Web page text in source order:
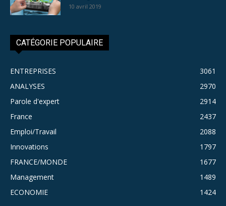
10 avril 2019
CATÉGORIE POPULAIRE
ENTREPRISES
3061
ANALYSES
2970
Parole d'expert
2914
France
2437
Emploi/Travail
2088
Innovations
1797
FRANCE/MONDE
1677
Management
1489
ECONOMIE
1424